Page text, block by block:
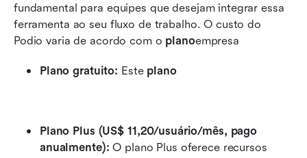
fundamental para equipes que desejam integrar essa
ferramenta ao seu fluxo de trabalho. O custo do
Podio varia de acordo com o planoempresa
Plano gratuito: Este plano
Plano Plus (US$ 11,20/usuário/mês, pago
anualmente): O plano Plus oferece recursos